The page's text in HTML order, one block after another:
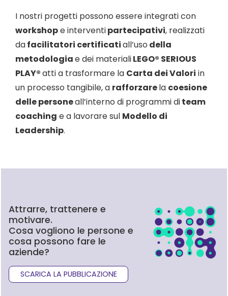
I nostri progetti possono essere integrati con
workshope interventipartecipativi, realizzati
dafacilitatori certificatiall’uso della
metodologiae dei materialiLEGO® SERIOUS
PLAY®atti a trasformare la Carta dei Valori in
un processo tangibile, a rafforzarela coesione
delle personeall’interno di programmi diteam
coaching e a lavorare sul Modello di
Leadership.
Attrarre, trattenere e
motivare.
Cosa vogliono le persone e
cosa possono fare le
aziende?
SCARICA LA PUBBLICAZIONE